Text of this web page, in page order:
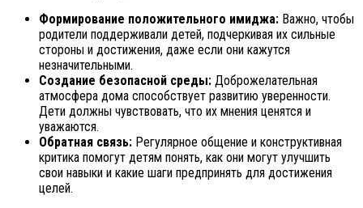
Формирование положительного имиджа: Важно, чтобы
родители поддерживали детей, подчеркивая их сильные
стороны и достижения, даже если они кажутся
незначительными.
Создание безопасной среды: Доброжелательная
атмосфера дома способствует развитию уверенности.
Дети должны чувствовать, что их мнения ценятся и
уважаются.
Обратная связь: Регулярное общение и конструктивная
критика помогут детям понять, как они могут улучшить
свои навыки и какие шаги предпринять для достижения
целей.